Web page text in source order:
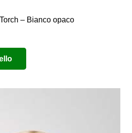
– Bianco opaco